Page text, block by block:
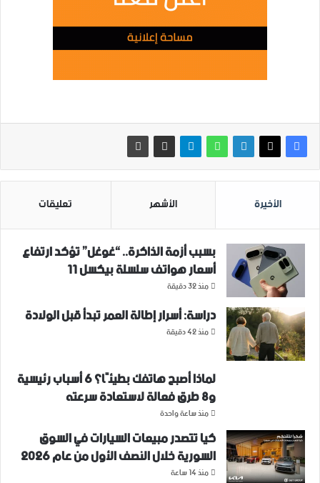
الأخيرة الأشهر تعليقات
بسبب أزمة الذاكرة.. “غوغل” تؤكد ارتفاع
أسعار هواتف سلسلة بيكسل 11
منذ 32 دقيقة
دراسة: أسرار إطالة العمر تبدأ قبل الولادة
منذ 42 دقيقة
لماذا أصبح هاتفك بطيئًا؟ 6 أسباب رئيسية
و8 طرق فعالة لاستعادة سرعته
منذ ساعة واحدة
كيا تتصدر مبيعات السيارات في السوق
السورية خلال النصف الأول من عام 2026
منذ 14 ساعة